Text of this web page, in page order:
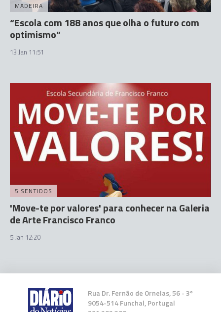
MADEIRA
“Escola com 188 anos que olha o futuro com
optimismo”
13 Jan 11:51
5 SENTIDOS
'Move-te por valores' para conhecer na Galeria
de Arte Francisco Franco
5 Jan 12:20
Rua Dr. Fernão de Ornelas, 56 - 3º
9054-514 Funchal, Portugal